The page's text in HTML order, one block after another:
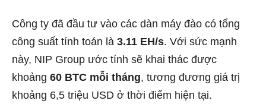
Công ty đã đầu tư vào các dàn máy đào có tổng
công suất tính toán là 3.11 EH/s. Với sức mạnh
này, NIP Group ước tính sẽ khai thác được
khoảng 60 BTC mỗi tháng, tương đương giá trị
khoảng 6,5 triệu USD ở thời điểm hiện tại.